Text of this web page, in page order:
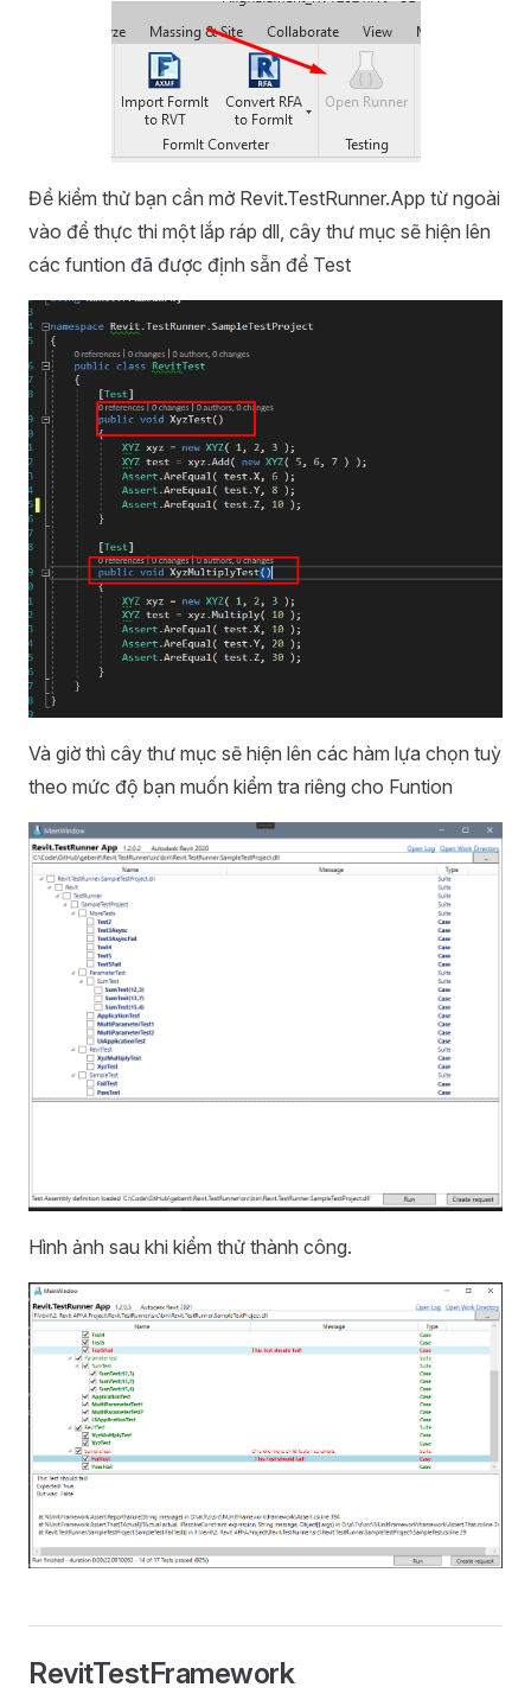
Để kiểm thử bạn cần mở Revit.TestRunner.App từ ngoài
vào để thực thi một lắp ráp dll, cây thư mục sẽ hiện lên
các funtion đã được định sẵn để Test
Và giờ thì cây thư mục sẽ hiện lên các hàm lựa chọn tuỳ
theo mức độ bạn muốn kiểm tra riêng cho Funtion
Hình ảnh sau khi kiểm thử thành công.
RevitTestFramework